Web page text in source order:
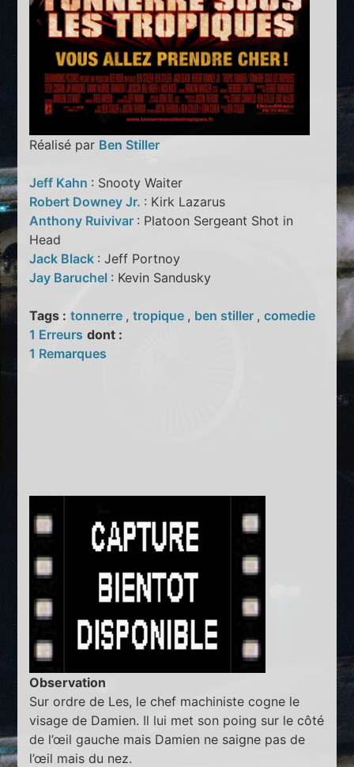
Réalisé par Ben Stiller
Jeff Kahn : Snooty Waiter
Robert Downey Jr. : Kirk Lazarus
Anthony Ruivivar : Platoon Sergeant Shot in
Head
Jack Black : Jeff Portnoy
Jay Baruchel : Kevin Sandusky
Tags : tonnerre ,tropique , ben stiller ,comedie
1 Erreurs dont :
1 Remarques
Observation
Sur ordre de Les, le chef machiniste cogne le
visage de Damien. Il lui met son poing sur le côté
de l’œil gauche mais Damien ne saigne pas de
l’œil mais du nez.